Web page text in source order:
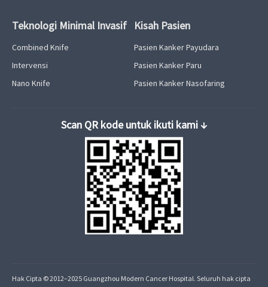
Teknologi Minimal Invasif
Combined Knife
Intervensi
Nano Knife
Kisah Pasien
Pasien Kanker Payudara
Pasien Kanker Paru
Pasien Kanker Nasofaring
Hak Cipta © 2012–2025 Guangzhou Modern Cancer Hospital. Seluruh hak cipta